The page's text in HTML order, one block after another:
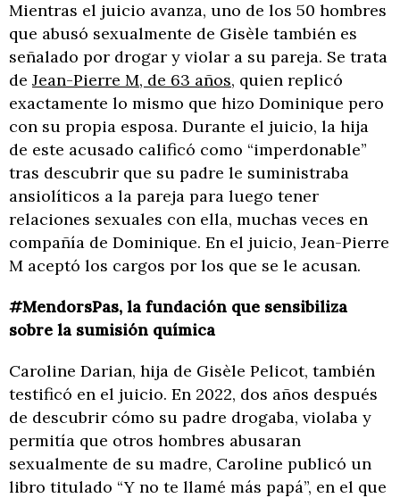
Mientras el juicio avanza, uno de los 50 hombres
que abusó sexualmente de Gisèle también es
señalado por drogar y violar a su pareja. Se trata
de Jean-Pierre M, de 63 años, quien replicó
exactamente lo mismo que hizo Dominique pero
con su propia esposa. Durante el juicio, la hija
de este acusado calificó como “imperdonable”
tras descubrir que su padre le suministraba
ansiolíticos a la pareja para luego tener
relaciones sexuales con ella, muchas veces en
compañía de Dominique. En el juicio, Jean-Pierre
M aceptó los cargos por los que se le acusan.
#MendorsPas, la fundación que sensibiliza
sobre la sumisión química
Caroline Darian, hija de Gisèle Pelicot, también
testificó en el juicio. En 2022, dos años después
de descubrir cómo su padre drogaba, violaba y
permitía que otros hombres abusaran
sexualmente de su madre, Caroline publicó un
libro titulado “Y no te llamé más papá”, en el que